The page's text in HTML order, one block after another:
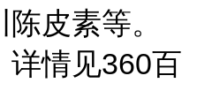
皮素等。
详情见360百